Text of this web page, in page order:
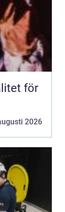
för
2026